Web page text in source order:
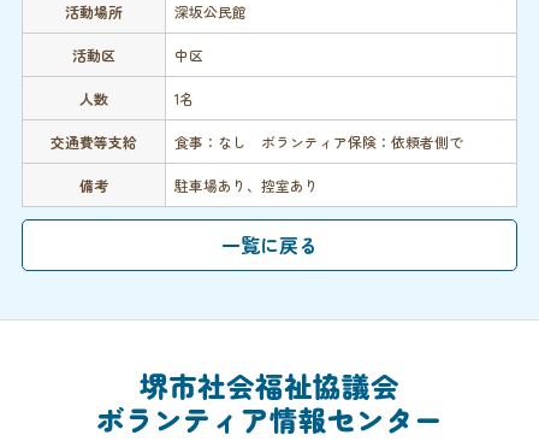
活動場所 深坂公民館
活動区 中区
人数 1名
交通費等支給 食事：なし ボランティア保険：依頼者側で
備考 駐車場あり、控室あり
堺市社会福祉協議会
ボランティア情報センター